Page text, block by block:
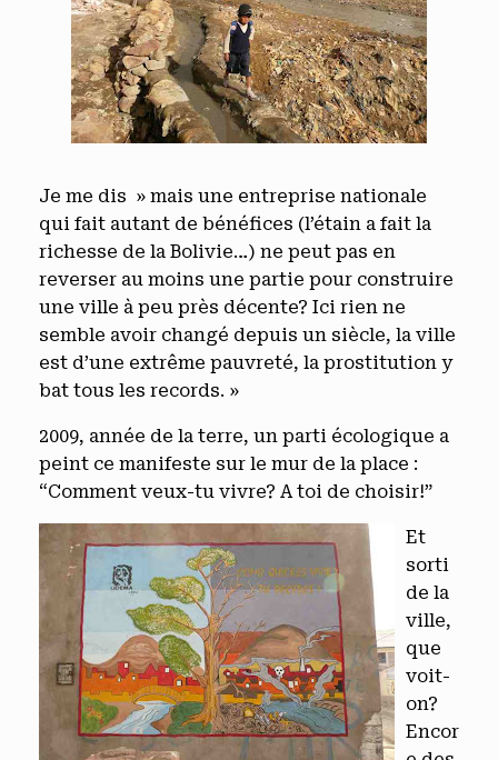
Je me dis » mais une entreprise nationale
qui fait autant de bénéfices (l’étain a fait la
richesse de la Bolivie…) ne peut pas en
reverser au moins une partie pour construire
une ville à peu près décente? Ici rien ne
semble avoir changé depuis un siècle, la ville
est d’une extrême pauvreté, la prostitution y
bat tous les records. »
2009, année de la terre, un parti écologique a
peint ce manifeste sur le mur de la place :
“Comment veux-tu vivre? A toi de choisir!”
Et
sorti
de la
ville,
que
voit-
on?
Encor